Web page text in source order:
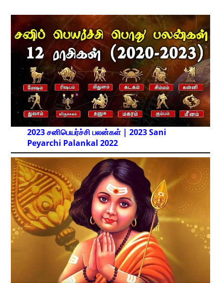
2023 சனிபெயர்ச்சி பலன்கள் | 2023 Sani
Peyarchi Palankal 2022